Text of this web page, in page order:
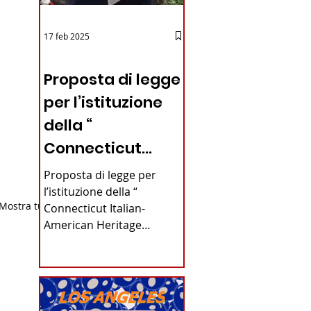
Mostra tutti
Proposta di legge
per l’istituzione
della “
Connecticut
Italian-American
Heritage
Commission”
Connecticut
Proposta di legge per
l’istituzione della “
Connecticut Italian-
American Heritage
Alfonso...
17 feb 2025